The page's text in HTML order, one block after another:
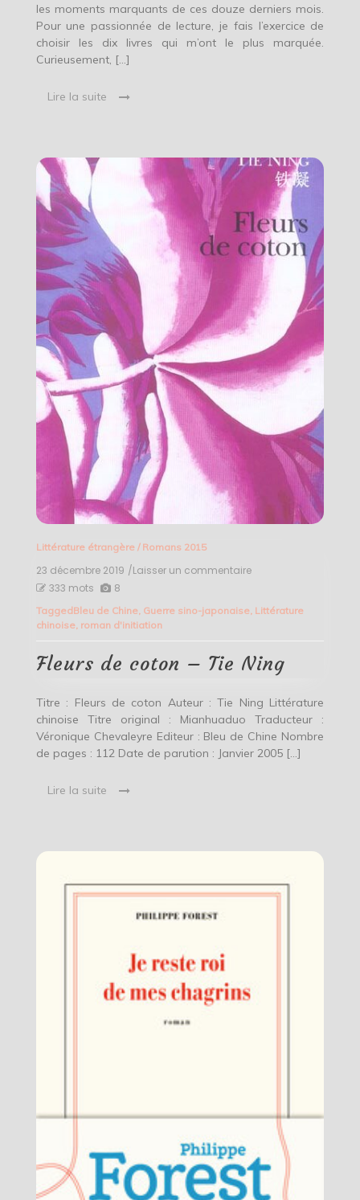
les moments marquants de ces douze derniers mois.
Pour une passionnée de lecture, je fais l’exercice de
choisir les dix livres qui m’ont le plus marquée.
Curieusement, […]
Lire la suite
Littérature étrangère/ Romans 2015
23 décembre 2019 /Laisser un commentaireon
coton
Ning
333 mots 8
TaggedBleu de Chine, Guerre sino-japonaise, Littérature
chinoise, roman d'initiation
Fleurs de coton – Tie Ning
Titre : Fleurs de coton Auteur : Tie Ning Littérature
chinoise Titre original : Mianhuaduo Traducteur :
Véronique Chevaleyre Editeur : Bleu de Chine Nombre
de pages : 112 Date de parution : Janvier 2005 […]
Lire la suite